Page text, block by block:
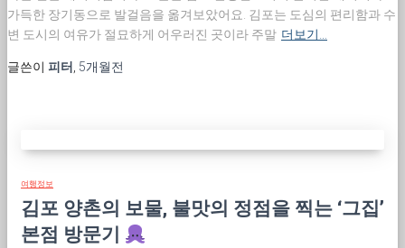
가득한 장기동으로 발걸음을 옮겨보았어요. 김포는 도심의 편리함과 수
변 도시의 여유가 절묘하게 어우러진 곳이라 주말 더보기…
글쓴이 피터 5개월전
여행정보
김포 양촌의 보물, 불맛의 정점을 찍는 ‘그집’
본점 방문기